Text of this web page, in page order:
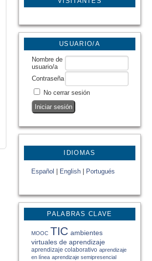
USUARIO/A
Nombre de
usuario/a
Contraseña
No cerrar sesión
IDIOMAS
Español English Portugués
PALABRAS CLAVE
MOOC TIC ambientes
virtuales de aprendizaje
aprendizaje colaborativo aprendizaje
en línea aprendizaje semipresencial